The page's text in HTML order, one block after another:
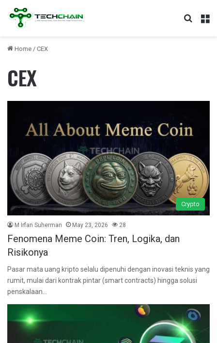
Home / CEX
CEX
Crypto
M Irfan Suherman May 23, 2026 28
Fenomena Meme Coin: Tren, Logika, dan
Risikonya
Pasar mata uang kripto selalu dipenuhi dengan inovasi teknis yang
rumit, mulai dari kontrak pintar (smart contracts) hingga solusi
penskalaan…